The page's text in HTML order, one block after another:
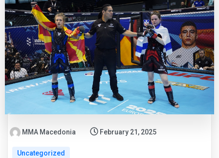
MMA Macedonia February 21, 2025
Uncategorized